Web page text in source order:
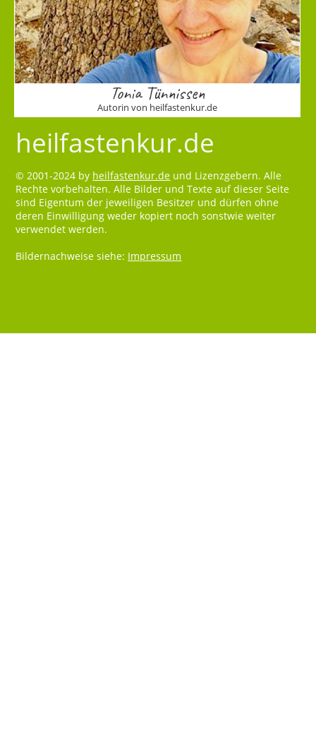
Tonia Tünnissen
Autorin von heilfastenkur.de
heilfastenkur.de
© 2001-2024 by heilfastenkur.de und Lizenzgebern. Alle
Rechte vorbehalten. Alle Bilder und Texte auf dieser Seite
sind Eigentum der jeweiligen Besitzer und dürfen ohne
deren Einwilligung weder kopiert noch sonstwie weiter
verwendet werden.
Bildernachweise siehe: Impressum